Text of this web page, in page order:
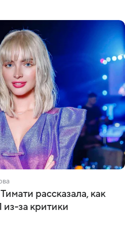
рассказала, как
за критики